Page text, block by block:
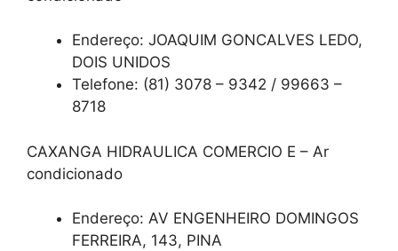
Endereço: JOAQUIM GONCALVES LEDO,
DOIS UNIDOS
Telefone: (81) 3078 – 9342 / 99663 –
8718
CAXANGA HIDRAULICA COMERCIO E – Ar
condicionado
Endereço: AV ENGENHEIRO DOMINGOS
FERREIRA, 143, PINA